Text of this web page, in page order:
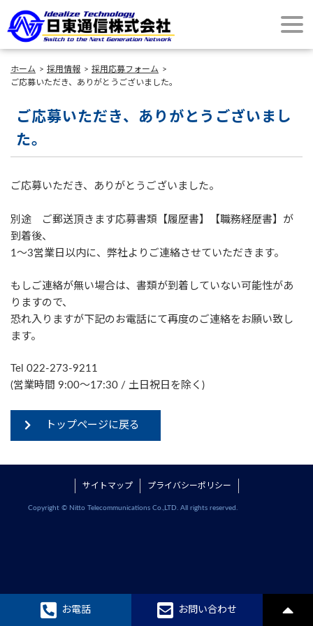
ホーム 採用情報
採用応募フォーム
ご応募いただき、ありがとうございました。
ご応募いただき、ありがとうございまし
た。
ご応募いただき、ありがとうございました。
別途 ご郵送頂きます応募書類【履歴書】【職務経歴書】が
到着後、
1〜3営業日以内に、弊社よりご連絡させていただきます。
もしご連絡が無い場合は、書類が到着していない可能性があ
りますので、
恐れ入りますが下記のお電話にて再度のご連絡をお願い致し
ます。
Tel 022-273-9211
(営業時間 9:00〜17:30 / 土日祝日を除く)
トップページに戻る
サイトマップ プライバシーポリシー
Copyright © Nitto Telecommunications Co.,LTD. All rights reserved.
お電話 お問い合わせ